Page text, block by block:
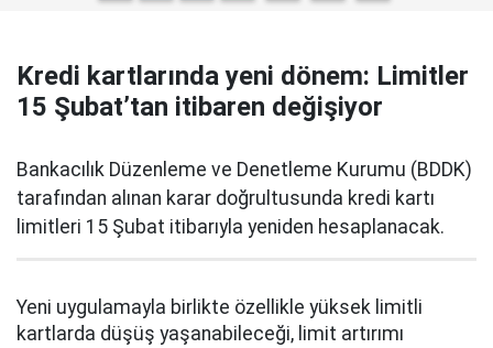
Kredi kartlarında yeni dönem: Limitler
15 Şubat’tan itibaren değişiyor
Bankacılık Düzenleme ve Denetleme Kurumu (BDDK)
tarafından alınan karar doğrultusunda kredi kartı
limitleri 15 Şubat itibarıyla yeniden hesaplanacak.
Yeni uygulamayla birlikte özellikle yüksek limitli
kartlarda düşüş yaşanabileceği, limit artırımı